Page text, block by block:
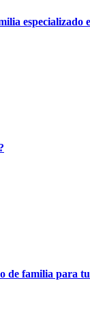
especializado
de familia para